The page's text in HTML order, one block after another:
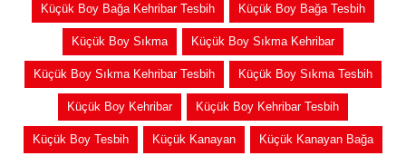
Küçük Boy Bağa Kehribar Tesbih Küçük Boy Bağa Tesbih
Küçük Boy Sıkma Küçük Boy Sıkma Kehribar
Küçük Boy Sıkma Kehribar Tesbih Küçük Boy Sıkma Tesbih
Küçük Boy Kehribar Küçük Boy Kehribar Tesbih
Küçük Boy Tesbih Küçük Kanayan Küçük Kanayan Bağa